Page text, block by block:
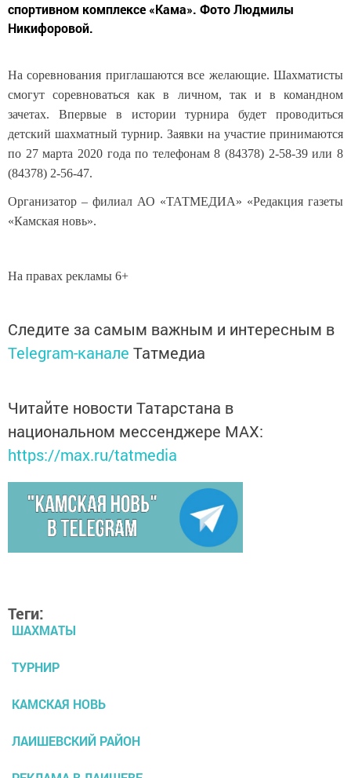
спортивном комплексе «Кама». Фото Людмилы
Никифоровой.
На соревнования приглашаются все желающие. Шахматисты
смогут соревноваться как в личном, так и в командном
зачетах. Впервые в истории турнира будет проводиться
детский шахматный турнир. Заявки на участие принимаются
по 27 марта 2020 года по телефонам 8 (84378) 2-58-39 или 8
(84378) 2-56-47.
Организатор – филиал АО «ТАТМЕДИА» «Редакция газеты
«Камская новь».
На правах рекламы 6+
Следите за самым важным и интересным в
Telegram-канале Татмедиа
Читайте новости Татарстана в
национальном мессенджере MАХ:
https://max.ru/tatmedia
Теги:
ШАХМАТЫ
ТУРНИР
КАМСКАЯ НОВЬ
ЛАИШЕВСКИЙ РАЙОН